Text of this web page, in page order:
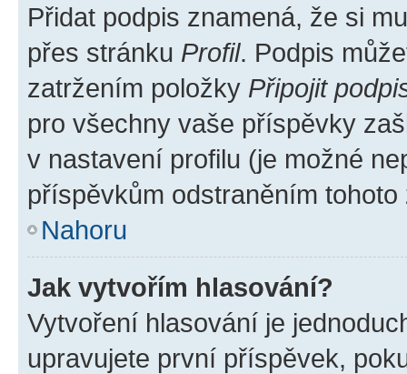
Přidat podpis znamená, že si
přes stránku Profil. Podpis
zatržením položky Připojit
pro všechny vaše příspěvky
v nastavení profilu (je možné
příspěvkům odstraněním
Nahoru
Jak vytvořím hlasování?
Vytvoření hlasování je
upravujete první příspěvek,